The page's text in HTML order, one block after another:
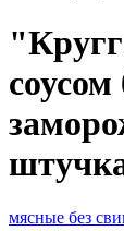
соусом
мясные без